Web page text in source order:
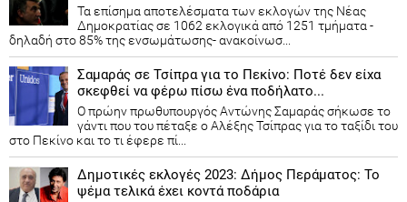
Τα επίσημα αποτελέσματα των εκλογών της Νέας
Δημοκρατίας​ σε 1062 εκλογικά από 1251 τμήματα -
δηλαδή στο 85% της ενσωμάτωσης- ανακοίνωσ...
Σαμαράς σε Τσίπρα για το Πεκίνο: Ποτέ δεν είχα
σκεφθεί να φέρω πίσω ένα ποδήλατο...
Ο πρώην πρωθυπουργός Αντώνης Σαμαράς σήκωσε το
γάντι που του πέταξε ο Αλέξης Τσίπρας για το ταξίδι του
στο Πεκίνο και το τι έφερε πί...
Δημοτικές εκλογές 2023: Δήμος Περάματος: Το
ψέμα τελικά έχει κοντά ποδάρια